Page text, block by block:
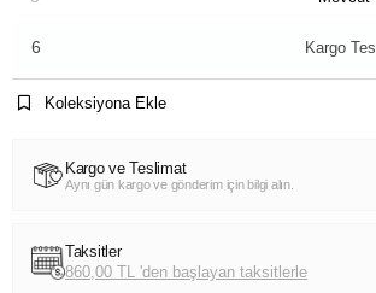
6 Kargo
Koleksiyona Ekle
Kargo ve Teslimat
Aynı gün kargo ve gönderim için bilgi alın.
Taksitler
860,00 TL 'den başlayan taksitlerle